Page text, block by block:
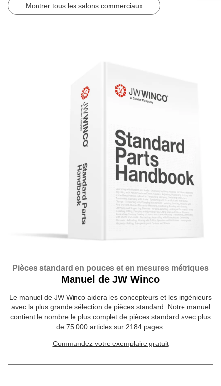
Montrer tous les salons commerciaux
Pièces standard en pouces et en mesures métriques
Manuel de JW Winco
Le manuel de JW Winco aidera les concepteurs et les ingénieurs
avec la plus grande sélection de pièces standard. Notre manuel
contient le nombre le plus complet de pièces standard avec plus
de 75 000 articles sur 2184 pages.
Commandez votre exemplaire gratuit